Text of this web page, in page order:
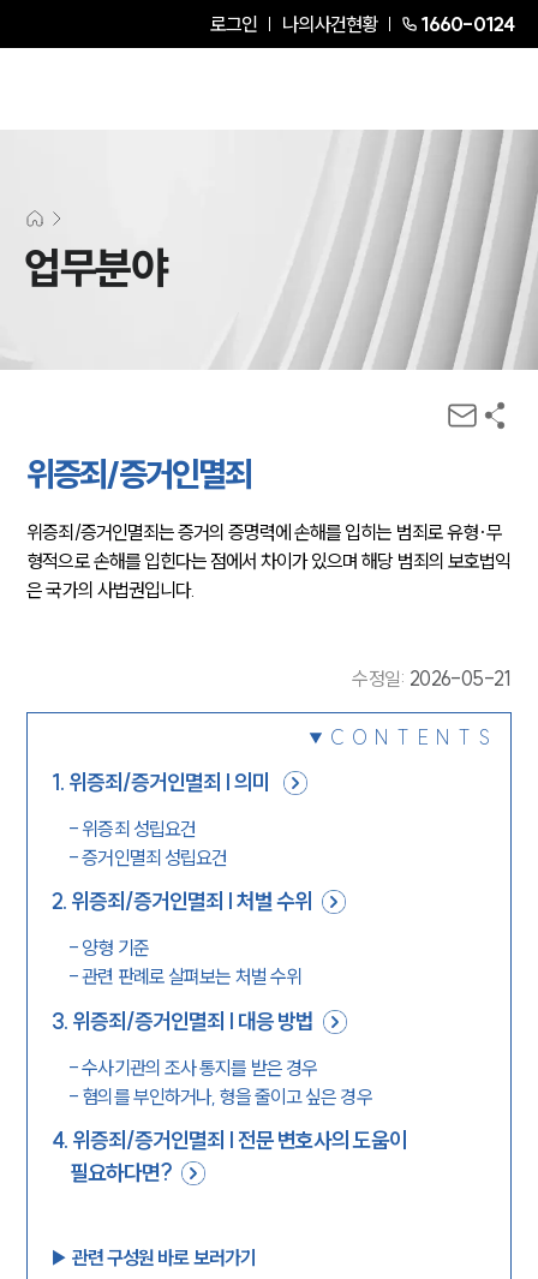
로그인 나의사건현황 1660-0124
업무분야
위증죄/증거인멸죄
위증죄/증거인멸죄는 증거의 증명력에 손해를 입히는 범죄로 유형·무
형적으로 손해를 입힌다는 점에서 차이가 있으며 해당 범죄의 보호법익
은 국가의 사법권입니다.
수정일: 2026-05-21
CONTENTS
1. 위증죄/증거인멸죄 | 의미
- 위증죄 성립요건
-증거인멸죄 성립요건
2. 위증죄/증거인멸죄 | 처벌 수위
- 양형 기준
-관련 판례로 살펴보는 처벌 수위
3. 위증죄/증거인멸죄 | 대응 방법
-수사기관의 조사 통지를 받은 경우
- 혐의를 부인하거나, 형을 줄이고 싶은 경우
4. 위증죄/증거인멸죄 | 전문 변호사의 도움이
필요하다면?
▶︎ 관련 구성원 바로 보러가기